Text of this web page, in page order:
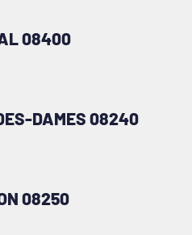
08400
DAMES 08240
08250